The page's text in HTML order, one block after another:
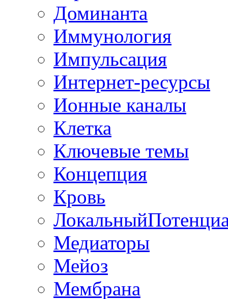
Доминанта
Иммунология
Импульсация
Интернет-ресурсы
Ионные каналы
Клетка
Ключевые темы
Концепция
Кровь
Медиаторы
Мейоз
Мембрана